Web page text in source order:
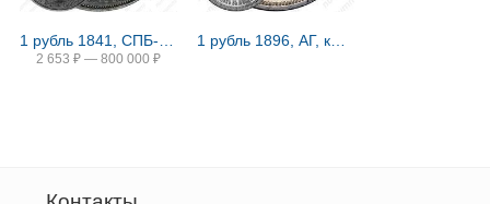
2 653 ₽ — 800 000 ₽